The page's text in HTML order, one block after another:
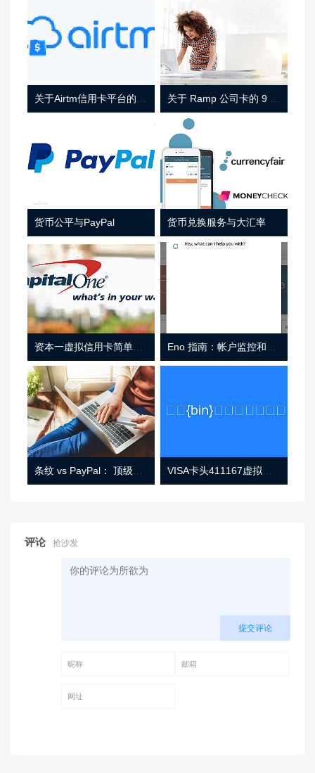
货币公平与PayPal 货币兑换服务与大汇率
资本一虚拟信用卡简单介绍
条纹 vs PayPal： 顶级功能， 定价 （和更多！ VISA卡头411167虚拟卡基础信息
评论 抢沙发
提交评论